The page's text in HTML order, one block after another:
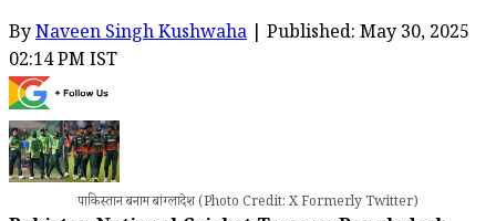
ByNaveen Singh Kushwaha | Published: May 30, 2025
02:14 PM IST
पाकिस्तान बनाम बांग्लादेश (Photo Credit: X Formerly Twitter)